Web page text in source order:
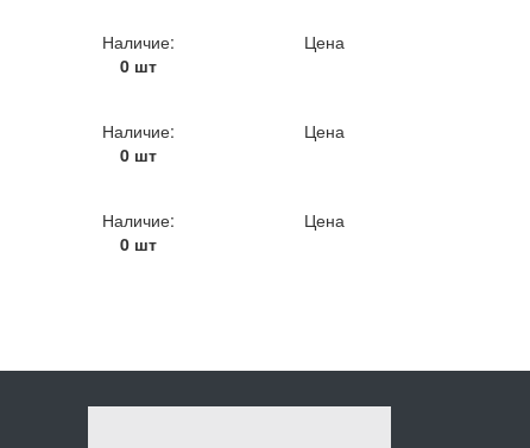
Наличие:
0 шт
Цена
Наличие:
0 шт
Цена
Наличие:
0 шт
Цена